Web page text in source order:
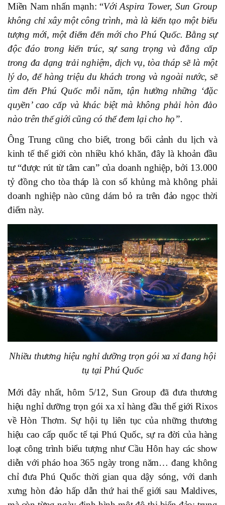
Miền Nam nhấn mạnh: “Với Aspira Tower, Sun Group
không chỉ xây một công trình, mà là kiến tạo một biểu
tượng mới, một điểm đến mới cho Phú Quốc. Bằng sự
độc đáo trong kiến trúc, sự sang trọng và đẳng cấp
trong đa dạng trải nghiệm, dịch vụ, tòa tháp sẽ là một
lý do, để hàng triệu du khách trong và ngoài nước, sẽ
tìm đến Phú Quốc mỗi năm, tận hưởng những ‘đặc
quyền’ cao cấp và khác biệt mà không phải hòn đảo
nào trên thế giới cũng có thể đem lại cho họ”.
Ông Trung cũng cho biết, trong bối cảnh du lịch và
kinh tế thế giới còn nhiều khó khăn, đây là khoản đầu
tư “được rút từ tâm can” của doanh nghiệp, bởi 13.000
tỷ đồng cho tòa tháp là con số khủng mà không phải
doanh nghiệp nào cũng dám bỏ ra trên đảo ngọc thời
điểm này.
Nhiều thương hiệu nghỉ dưỡng trọn gói xa xỉ đang hội
tụ tại Phú Quốc
Mới đây nhất, hôm 5/12, Sun Group đã đưa thương
hiệu nghỉ dưỡng trọn gói xa xỉ hàng đầu thế giới Rixos
về Hòn Thơm. Sự hội tụ liên tục của những thương
hiệu cao cấp quốc tế tại Phú Quốc, sự ra đời của hàng
loạt công trình biểu tượng như Cầu Hôn hay các show
diễn với pháo hoa 365 ngày trong năm… đang không
chỉ đưa Phú Quốc thời gian qua dậy sóng, với danh
xưng hòn đảo hấp dẫn thứ hai thế giới sau Maldives,